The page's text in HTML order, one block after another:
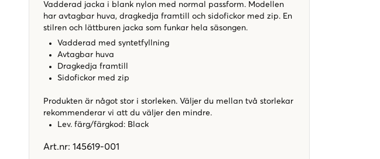
Vadderad jacka i blank nylon med normal passform. Modellen
har avtagbar huva, dragkedja framtill och sidofickor med zip. En
stilren och lättburen jacka som funkar hela säsongen.
Vadderad med syntetfyllning
Avtagbar huva
Dragkedja framtill
Sidofickor med zip
Produkten är något stor i storleken. Väljer du mellan två storlekar
rekommenderar vi att du väljer den mindre.
Lev. färg/färgkod : Black
Art.nr: 145619-001